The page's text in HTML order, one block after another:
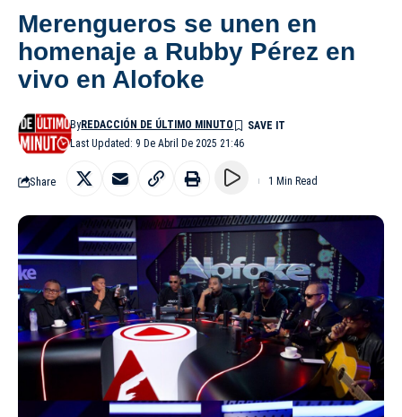
Merengueros se unen en
homenaje a Rubby Pérez en
vivo en Alofoke
Last Updated: 9 De Abril De 2025 21:46
ByREDACCIÓN DE ÚLTIMO MINUTO
Share 1 Min Read